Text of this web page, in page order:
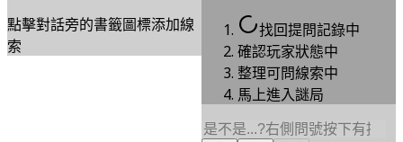
點擊對話旁的書籤圖標添加線
索
找回提問記錄中
確認玩家狀態中
整理可問線索中
馬上進入謎局